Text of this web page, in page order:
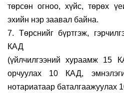
төрсөн огноо, хүйс, төрөх
эхийн нэр заавал байна.
7. Төрснийг бүртгэж,
КАД
(үйлчилгээний хураамж 15
орчуулах 10 КАД,
нотариатаар баталгаажуулах